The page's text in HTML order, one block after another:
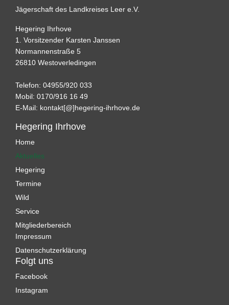
Jägerschaft des Landkreises Leer e.V.
Hegering Ihrhove
1. Vorsitzender Karsten Janssen
Normannenstraße 5
26810 Westoverledingen
Telefon: 04955/920 033
Mobil: 0170/916 16 49
E-Mail: kontakt[@]hegering-ihrhove.de
Hegering Ihrhove
Home
Aktuelles
Hegering
Termine
Wild
Service
Mitgliederbereich
Impressum
Datenschutzerklärung
Folgt uns
Facebook
Instagram